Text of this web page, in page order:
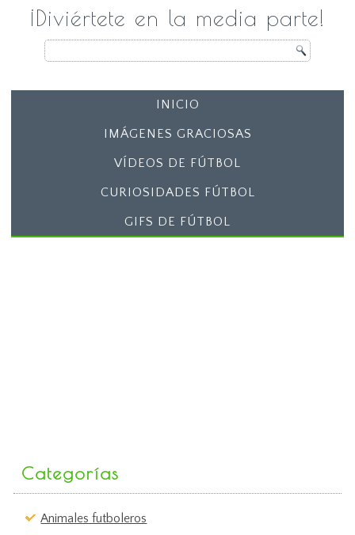
¡Diviértete en la media parte!
INICIO
IMÁGENES GRACIOSAS
VÍDEOS DE FÚTBOL
CURIOSIDADES FÚTBOL
GIFS DE FÚTBOL
Categorías
Animales futboleros